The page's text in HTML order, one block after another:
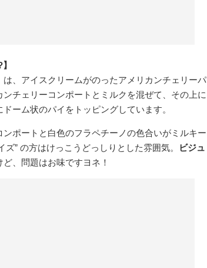
は、アイスクリームがのったアメリカンチェリーパ
チェリーコンポートとミルクを混ぜて、その上に
ーム状のパイをトッピングしています。
ポートと白色のフラペチーノの色合いがミルキー
” の方はけっこうどっしりとした雰囲気。
ビジュ
ど、問題はお味ですヨネ！